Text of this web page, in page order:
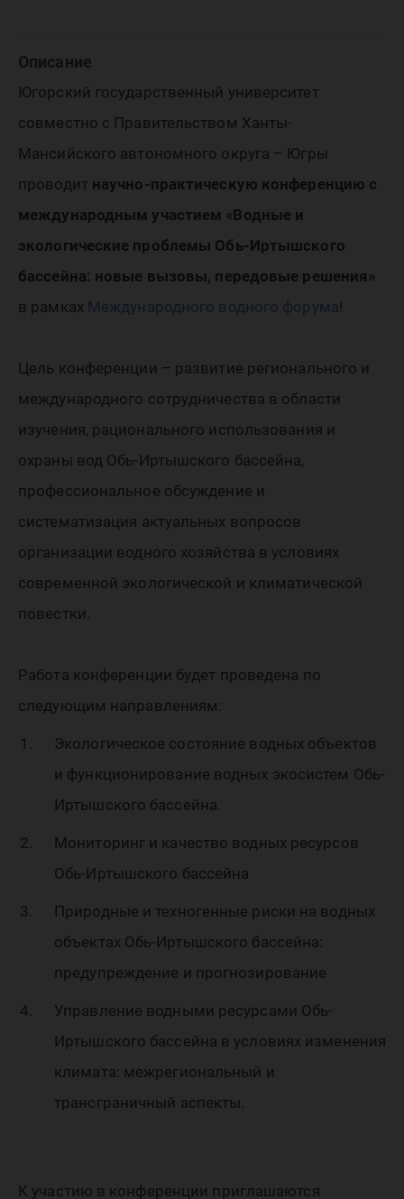
Описание
Югорский государственный университет
совместно с Правительством Ханты-
Мансийского автономного округа – Югры
проводит научно-практическую конференцию с
международным участием «Водные и
экологические проблемы Обь-Иртышского
бассейна: новые вызовы, передовые решения»
в рамках Международного водного форума!
Цель конференции – развитие регионального и
международного сотрудничества в области
изучения, рационального использования и
охраны вод Обь-Иртышского бассейна,
профессиональное обсуждение и
систематизация актуальных вопросов
организации водного хозяйства в условиях
современной экологической и климатической
повестки.
Работа конференции будет проведена по
следующим направлениям:
Экологическое состояние водных объектов
и функционирование водных экосистем Обь-
Иртышского бассейна.
Мониторинг и качество водных ресурсов
Обь-Иртышского бассейна
Природные и техногенные риски на водных
объектах Обь-Иртышского бассейна:
предупреждение и прогнозирование
Управление водными ресурсами Обь-
Иртышского бассейна в условиях изменения
климата: межрегиональный и
трансграничный аспекты.
К участию в конференции приглашаются